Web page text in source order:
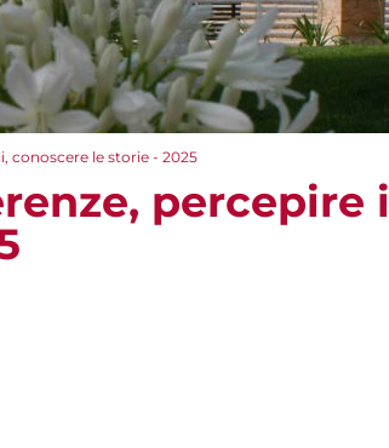
conoscere le storie - 2025
percepire i